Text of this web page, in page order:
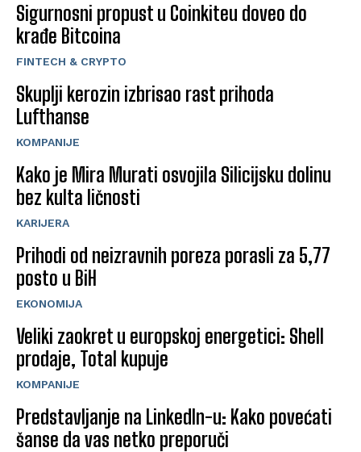
Sigurnosni propust u Coinkiteu doveo do
krađe Bitcoina
FINTECH & CRYPTO
Skuplji kerozin izbrisao rast prihoda
Lufthanse
KOMPANIJE
Kako je Mira Murati osvojila Silicijsku dolinu
bez kulta ličnosti
KARIJERA
Prihodi od neizravnih poreza porasli za 5,77
posto u BiH
EKONOMIJA
Veliki zaokret u europskoj energetici: Shell
prodaje, Total kupuje
KOMPANIJE
Predstavljanje na LinkedIn-u: Kako povećati
šanse da vas netko preporuči